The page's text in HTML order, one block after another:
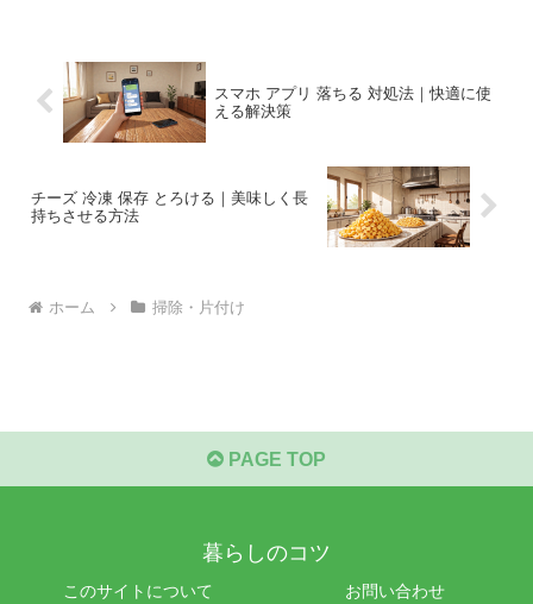
スマホ アプリ 落ちる 対処法｜快適に使
える解決策
チーズ 冷凍 保存 とろける｜美味しく長
持ちさせる方法
ホーム 掃除・片付け
PAGE TOP
暮らしのコツ
このサイトについて お問い合わせ